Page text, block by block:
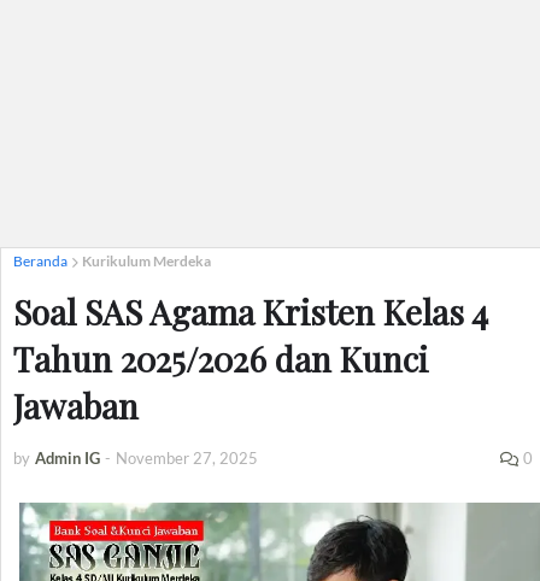
Beranda Kurikulum Merdeka
Soal SAS Agama Kristen Kelas 4
Tahun 2025/2026 dan Kunci
Jawaban
by Admin IG - November 27, 2025 0